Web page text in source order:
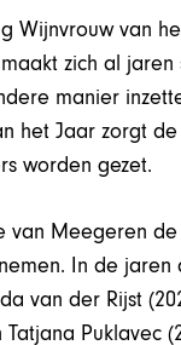
Wijnvrouw van
zich al
manier
het Jaar zorgt
worden gezet.
van Meegeren
In de
van der Rijst
Tatjana Puklavec